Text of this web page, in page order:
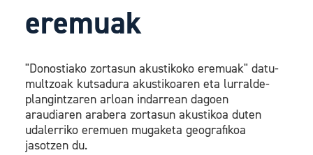
eremuak
"Donostiako zortasun akustikoko eremuak" datu-
multzoak kutsadura akustikoaren eta lurralde-
plangintzaren arloan indarrean dagoen
araudiaren arabera zortasun akustikoa duten
udalerriko eremuen mugaketa geografikoa
jasotzen du.